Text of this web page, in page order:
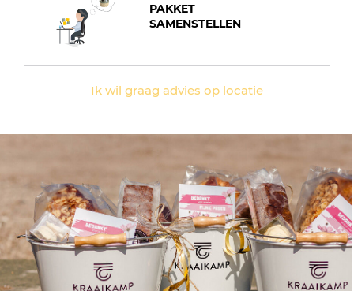
PAKKET
SAMENSTELLEN
Ik wil graag advies op locatie